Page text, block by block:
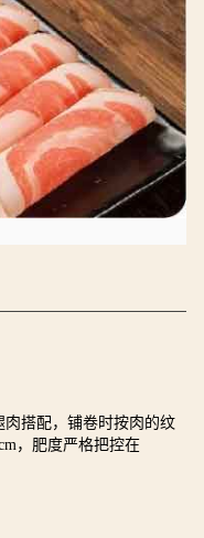
搭配，铺卷时按肉的纹
，肥度严格把控在